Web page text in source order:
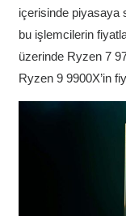
içerisinde piyasaya
bu işlemcilerin
üzerinde Ryzen 7
Ryzen 9 9900X’in